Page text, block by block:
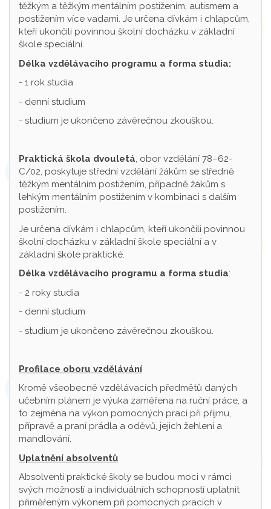
těžkým a těžkým mentálním postižením, autismem a
postižením více vadami. Je určena dívkám i chlapcům,
kteří ukončili povinnou školní docházku v základní
škole speciální.
Délka vzdělávacího programu a forma studia:
- 1 rok studia
- denní studium
- studium je ukončeno závěrečnou zkouškou.
Praktická škola dvouletá, obor vzdělání 78–62-
C/02, poskytuje střední vzdělání žákům se středně
těžkým mentálním postižením, případně žákům s
lehkým mentálním postižením v kombinaci s dalším
postižením.
Je určena dívkám i chlapcům, kteří ukončili povinnou
školní docházku v základní škole speciální a v
základní škole praktické.
Délka vzdělávacího programu a forma studia:
- 2 roky studia
- denní studium
- studium je ukončeno závěrečnou zkouškou.
Profilace oboru vzdělávání
Kromě všeobecně vzdělávacích předmětů daných
učebním plánem je výuka zaměřena na ruční práce, a
to zejména na výkon pomocných prací při příjmu,
přípravě a praní prádla a oděvů, jejich žehlení a
mandlování.
Uplatnění absolventů
Absolventi praktické školy se budou moci v rámci
svých možností a individuálních schopností uplatnit
přiměřeným výkonem při pomocných pracích v